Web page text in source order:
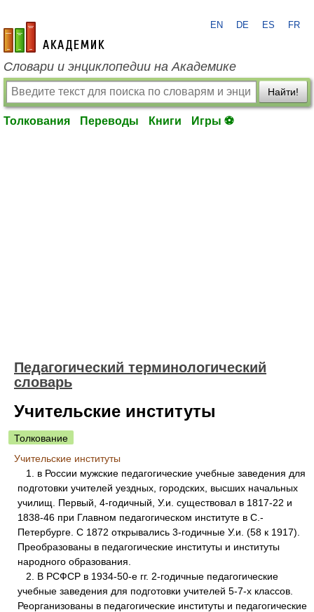
academic.ru
EN DE ES FR
Словари и энциклопедии на Академике
Найти!
Толкования Переводы Книги Игры ⚽
Педагогический терминологический
словарь
Учительские институты
Толкование
Учительские институты
1. в России мужские педагогические учебные заведения для
подготовки учителей уездных, городских, высших начальных
училищ. Первый, 4-годичный, У.и. существовал в 1817-22 и
1838-46 при Главном педагогическом институте в С.-
Петербурге. С 1872 открывались 3-годичные У.и. (58 к 1917).
Преобразованы в педагогические институты и институты
народного образования.
2. В РСФСР в 1934-50-е гг. 2-годичные педагогические
учебные заведения для подготовки учителей 5-7-х классов.
Реорганизованы в педагогические институты и педагогические